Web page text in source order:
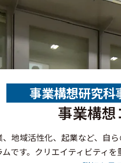
事業構想研究科
事業構想
、地域活性化、起業など、自
です。クリエイティビティを